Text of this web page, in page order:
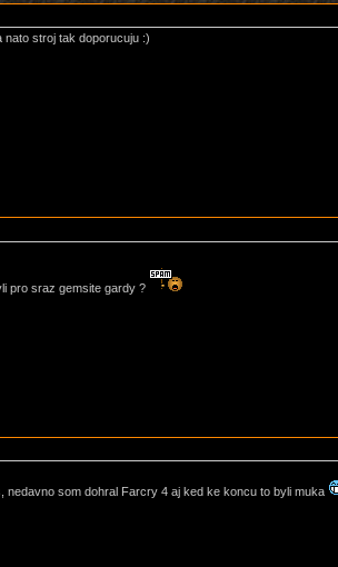
stroj tak doporucuju :)
pro sraz gemsite gardy ?
nedavno som dohral Farcry 4 aj ked ke koncu to byli muka